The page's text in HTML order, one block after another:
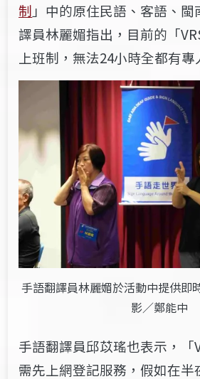
制 」中的原住民語、客語、
譯員林麗媚指出，目前的「
上班制，無法24小時全都有專
手語翻譯員林麗媚於活動中提供即
影／鄭能中
手語翻譯員邱苡瑤也表示，「
需先上網登記服務，假如在半